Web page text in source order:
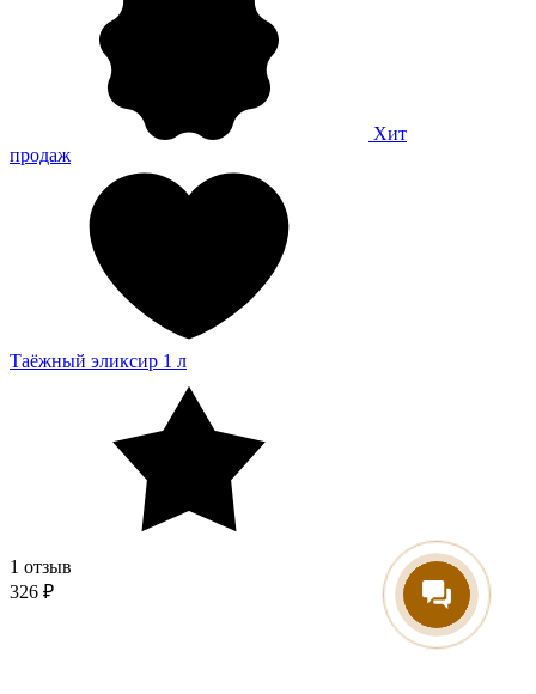
Хит
продаж
Таёжный эликсир 1 л
1 отзыв
326 ₽